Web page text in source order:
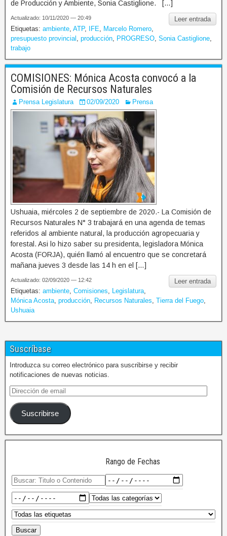
de Producción y Ambiente, Sonia Castiglione. […]
Leer entrada
Actualizado: 10/11/2020 — 20:49
Etiquetas: ambiente ATP, IFE Marcelo Romero
presupuesto provincial
producción PROGRESO Sonia Castiglione
trabajo
COMISIONES: Mónica Acosta convocó a la
Comisión de Recursos Naturales
Prensa Legislatura 02/09/2020 Prensa
Ushuaia, miércoles 2 de septiembre de 2020.- La Comisión de
Recursos Naturales N° 3 trabajará en una agenda de temas
referidos al ambiente natural, la producción agropecuaria y
forestal. Asi lo hizo saber su presidenta, legisladora Mónica
Acosta (FORJA), quién llamó al encuentro que se concretará
mañana jueves 3 desde las 14 h en el […]
Leer entrada
Actualizado: 02/09/2020 — 12:42
Etiquetas: ambiente Comisiones Legislatura
Mónica Acosta producción Recursos Naturales Tierra del Fuego
Ushuaia
Suscríbase
Introduzca su correo electrónico para suscribirse y recibir
notificaciones de nuevas noticias.
Suscribirse
Rango de Fechas